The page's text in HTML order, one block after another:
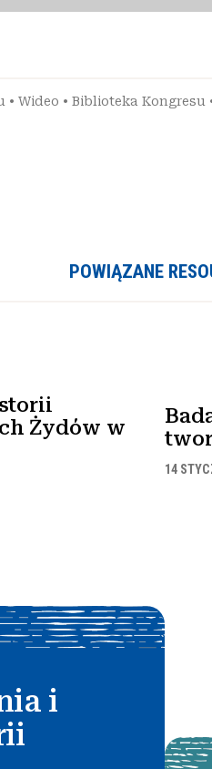
• Wideo • Biblioteka Kongresu
POWIĄZANE
Żydów w
14
i